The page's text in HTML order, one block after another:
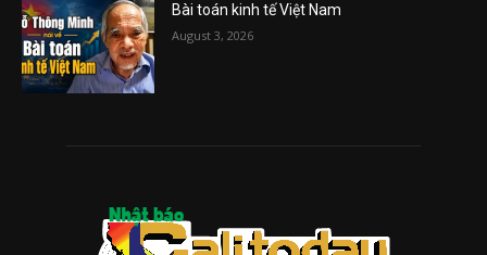
Bài toán kinh tế Việt Nam
August 3, 2026